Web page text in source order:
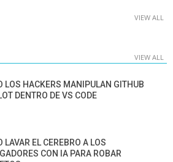
VIEW ALL
VIEW ALL
LOS HACKERS MANIPULAN GITHUB
DENTRO DE VS CODE
LAVAR EL CEREBRO A LOS
CON IA PARA ROBAR